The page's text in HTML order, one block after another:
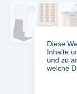
Diese
Inhalte
und zu
welche